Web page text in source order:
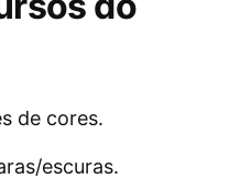
de cores.
escuras.